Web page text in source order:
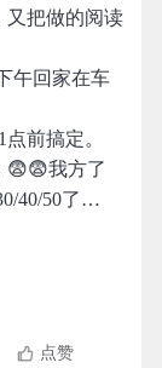
又把做的阅读
午回家在车
前搞定。
😨😨我方了
40/50了…
点赞